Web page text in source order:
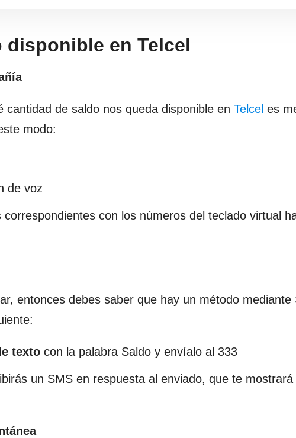
disponible en Telcel
de saldo nos queda disponible en Telcel es
modo:
de voz
con los números del teclado virtual
entonces debes saber que hay un método mediante
texto con la palabra Saldo y envíalo al 333
un SMS en respuesta al enviado, que te